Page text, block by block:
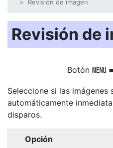
Revisión de imagen
Revisión de
Botón G
Seleccione si las imágenes
automáticamente
disparos.
Opción